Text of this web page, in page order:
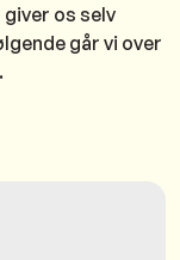
os selv
går vi over